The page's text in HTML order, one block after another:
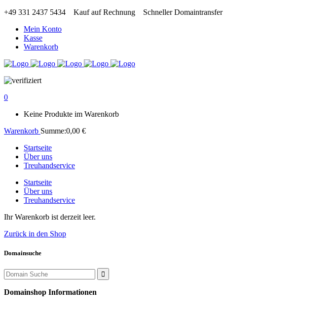
+49 331 2437 5434 Kauf auf Rechnung
Schneller Domaintransfer
Mein Konto
Kasse
Warenkorb
0
Keine Produkte im Warenkorb
Warenkorb Summe:0,00 €
Startseite
Über uns
Treuhandservice
Startseite
Über uns
Treuhandservice
Ihr Warenkorb ist derzeit leer.
Zurück in den Shop
Domainsuche
Search
for:
Domainshop Informationen